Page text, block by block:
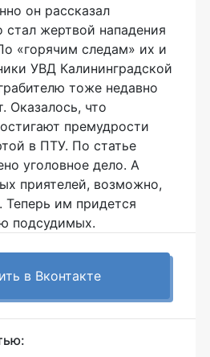
он рассказал
жертвой нападения
«горячим следам» их и
УВД Калининградской
тоже недавно
Оказалось, что
премудрости
в ПТУ. По статье
уголовное дело. А
приятелей, возможно,
Теперь им придется
подсудимых.
в Вконтакте